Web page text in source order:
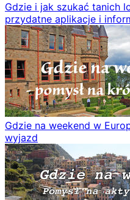
Gdzie i jak szukać tanich
przydatne aplikacje i
Gdzie na weekend w
wyjazd